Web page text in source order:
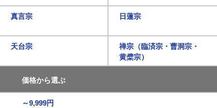
真言宗 日蓮宗
天台宗
禅宗（臨済宗・曹洞宗・
黄檗宗）
価格から選ぶ
～9,999円